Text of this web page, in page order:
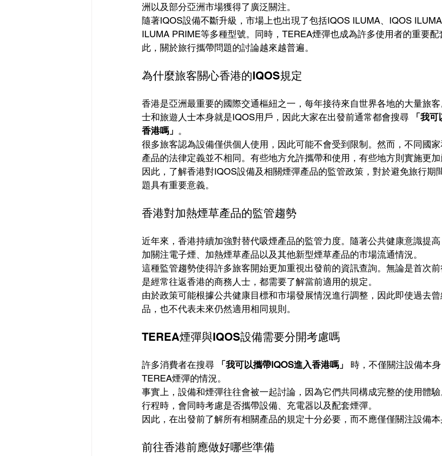
洲以及部分亞洲市場獲得了廣泛關注。
隨著IQOS設備不斷升級，市場上也出現了包括IQOS ILUMA、IQOS
ILUMA PRIME等多種型號。同時，TEREA煙彈也成為許多使用者的重要配
此，關於旅行攜帶問題的討論越來越普遍。
為什麼旅客關心香港的IQOS規定
香港是亞洲最重要的國際交通樞紐之一，每年接待來自世界各地的大量旅
士和旅遊人士本身就是IQOS用戶，因此大家在出發前通常都會搜尋
「我
香港嗎」 。
很多旅客認為設備僅供個人使用，因此可能不會受到限制。然而，不同國
產品的法律定義並不相同。有些地方允許攜帶和使用，有些地方則實施更加
因此，了解香港對IQOS設備及相關煙彈產品的監管政策，對於避免旅行期
題具有重要意義。
香港對加熱煙草產品的監管趨勢
近年來，香港持續加強對替代吸煙產品的監管力度。隨著公共健康意識提
加關注電子煙、加熱煙草產品以及其他新型煙草產品的市場流通情況。
這種監管趨勢使得許多旅客開始更加重視出發前的資訊查詢。無論是首次
是經常往返香港的商務人士，都需要了解當前適用的規定。
由於政策可能根據公共健康目標和市場發展情況進行調整，因此即使過去
品，也不代表未來仍然適用相同規則。
TEREA煙彈與IQOS設備需要分開考慮嗎
許多消費者在搜尋 「我可以攜帶IQOS進入香港嗎」
時，不僅關注設備本
TEREA煙彈的情況。
事實上，設備和煙彈往往會被一起討論，因為它們共同構成完整的使用體
行程時，會同時考慮是否攜帶設備、充電器以及配套煙彈。
因此，在出發前了解所有相關產品的規定十分必要，而不應僅僅關注設備本
前往香港前應做好哪些準備